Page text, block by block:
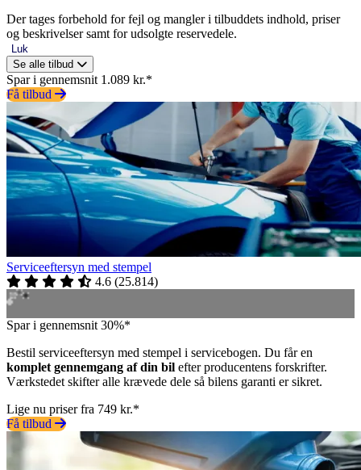
Der tages forbehold for fejl og mangler i tilbuddets indhold, priser
og beskrivelser samt for udsolgte reservedele.
Luk
Se alle tilbud
Spar i gennemsnit 1.089 kr.*
Få tilbud
Serviceeftersyn med stempel
4.6 (25.814)
Spar i gennemsnit 30%*
Bestil serviceeftersyn med stempel i servicebogen. Du får en
komplet gennemgang af din bil efter producentens forskrifter.
Værkstedet skifter alle krævede dele så bilens garanti er sikret.
Lige nu priser fra 749 kr.*
Få tilbud